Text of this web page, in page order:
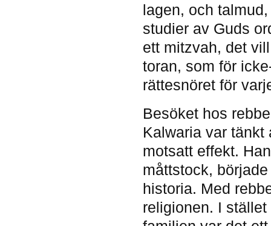
lagen, och
studier av Guds
ett mitzvah, det
toran, som för
rättesnöret för
Besöket hos
Kalwaria var tänkt
motsatt effekt.
måttstock,
historia. Med
religionen. I